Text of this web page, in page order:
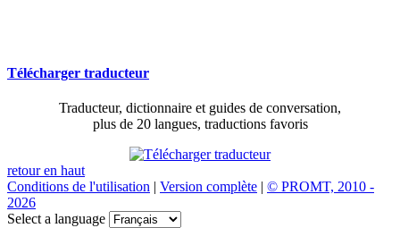
Télécharger traducteur
Traducteur, dictionnaire et guides de conversation,
plus de 20 langues, traductions favoris
retour en haut
Conditions de l'utilisation | Version complète | © PROMT, 2010 -
2026
Select a language